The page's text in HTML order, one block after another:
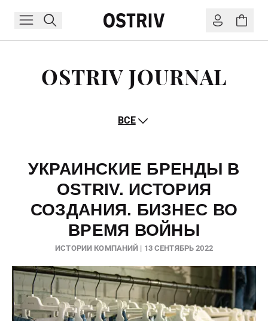
OSTRIV JOURNAL
ВСЕ
УКРАИНСКИЕ БРЕНДЫ В
OSTRIV. ИСТОРИЯ
СОЗДАНИЯ. БИЗНЕС ВО
ВРЕМЯ ВОЙНЫ
ИСТОРИИ КОМПАНИЙ | 13 СЕНТЯБРЬ 2022